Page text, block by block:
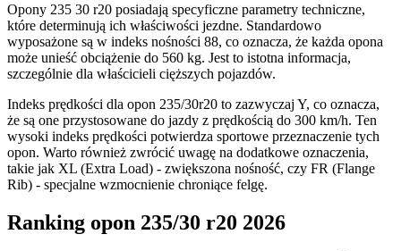
Opony 235 30 r20 posiadają specyficzne parametry techniczne,
które determinują ich właściwości jezdne. Standardowo
wyposażone są w indeks nośności 88, co oznacza, że każda opona
może unieść obciążenie do 560 kg. Jest to istotna informacja,
szczególnie dla właścicieli cięższych pojazdów.
Indeks prędkości dla opon 235/30r20 to zazwyczaj Y, co oznacza,
że są one przystosowane do jazdy z prędkością do 300 km/h. Ten
wysoki indeks prędkości potwierdza sportowe przeznaczenie tych
opon. Warto również zwrócić uwagę na dodatkowe oznaczenia,
takie jak XL (Extra Load) - zwiększona nośność, czy FR (Flange
Rib) - specjalne wzmocnienie chroniące felgę.
Ranking opon 235/30 r20 2026